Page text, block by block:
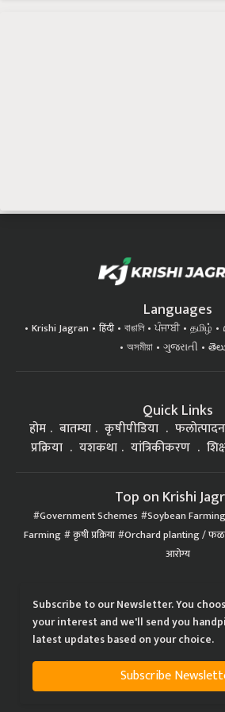
Languages
Krishi Jagran हिंदी বাঙালি ਪੰਜਾਬੀ தமிழ்
অসমীয়া
ગુજરાતી
Quick Links
होम बातम्या कृषीपीडिया फलोत्पादन
प्रक्रिया
यशकथा यांत्रिकीकरण
Top on Krishi
Government Schemes Soybean Farming
Farming कृषी प्रक्रिया Orchard planting /
आरोग्य
Subscribe to our Newsletter. You
your interest and we'll send you
latest updates based on your choice.
Subscribe